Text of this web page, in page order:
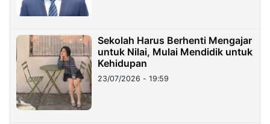
Sekolah Harus Berhenti Mengajar
untuk Nilai, Mulai Mendidik untuk
Kehidupan
23/07/2026 - 19:59